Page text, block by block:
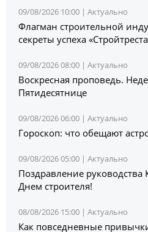
09/08/2026 10:00 | Актуально
Флагман строительной
секреты успеха
09/08/2026 08:00 | Актуально
Воскресная проповедь.
Пятидесятнице
09/08/2026 06:00 | Актуально
Гороскоп: что обещают
09/08/2026 05:00 | Актуально
Поздравление руководства
Днем строителя!
08/08/2026 15:00 | Актуально
Как повседневные